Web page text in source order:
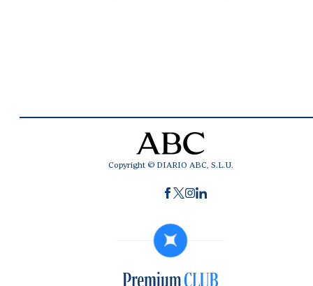
Copyright © DIARIO ABC, S.L.U.